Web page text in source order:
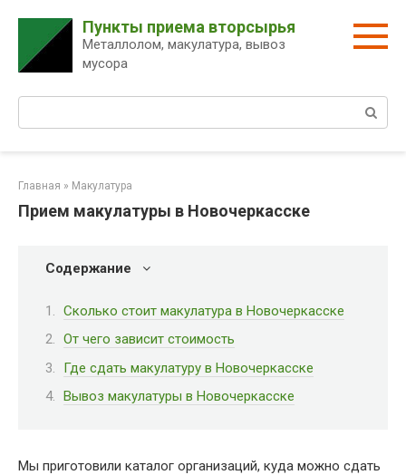
контенту
Пункты приема вторсырья
Металлолом, макулатура, вывоз
мусора
Главная » Макулатура
Прием макулатуры в Новочеркасске
Содержание
Сколько стоит макулатура в Новочеркасске
От чего зависит стоимость
Где сдать макулатуру в Новочеркасске
Вывоз макулатуры в Новочеркасске
Мы приготовили каталог организаций, куда можно сдать